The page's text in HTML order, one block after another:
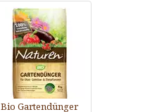
Bio Gartendünger